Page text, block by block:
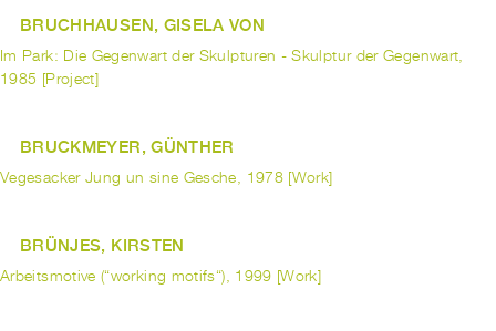
BRUCHHAUSEN, GISELA VON
Im Park: Die Gegenwart der Skulpturen - Skulptur der Gegenwart,
1985 [Project]
BRUCKMEYER, GÜNTHER
Vegesacker Jung un sine Gesche, 1978 [Work]
BRÜNJES, KIRSTEN
Arbeitsmotive (“working motifs“), 1999 [Work]